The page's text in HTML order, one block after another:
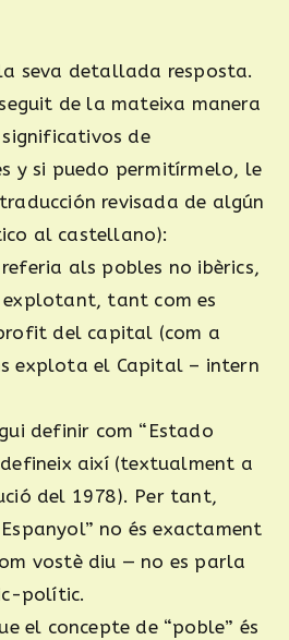
seva detallada resposta.
de la mateixa manera
de
y si puedo permitírmelo, le
revisada de algún
al castellano):
als pobles no ibèrics,
explotant, tant com es
del capital (com a
explota el Capital – intern
definir com “Estado
defineix així (textualment a
del 1978). Per tant,
no és exactament
vostè diu — no es parla
polític.
el concepte de “poble” és